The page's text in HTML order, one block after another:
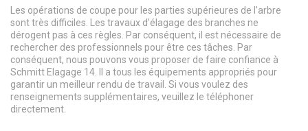
Les opérations de coupe pour les parties supérieures de l'arbre
sont très difficiles. Les travaux d'élagage des branches ne
dérogent pas à ces règles. Par conséquent, il est nécessaire de
rechercher des professionnels pour être ces tâches. Par
conséquent, nous pouvons vous proposer de faire confiance à
Schmitt Elagage 14. Il a tous les équipements appropriés pour
garantir un meilleur rendu de travail. Si vous voulez des
renseignements supplémentaires, veuillez le téléphoner
directement.